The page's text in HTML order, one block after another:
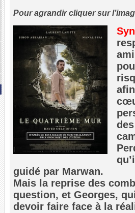
Pour agrandir cliquer sur
guidé par Marwan.
Mais la reprise des
question, et Georges,
devoir faire face à la